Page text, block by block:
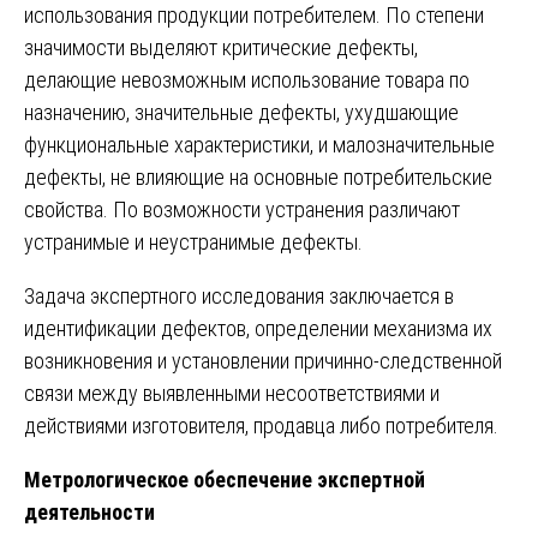
использования продукции потребителем. По степени
значимости выделяют критические дефекты,
делающие невозможным использование товара по
назначению, значительные дефекты, ухудшающие
функциональные характеристики, и малозначительные
дефекты, не влияющие на основные потребительские
свойства. По возможности устранения различают
устранимые и неустранимые дефекты.
Задача экспертного исследования заключается в
идентификации дефектов, определении механизма их
возникновения и установлении причинно-следственной
связи между выявленными несоответствиями и
действиями изготовителя, продавца либо потребителя.
Метрологическое обеспечение экспертной
деятельности